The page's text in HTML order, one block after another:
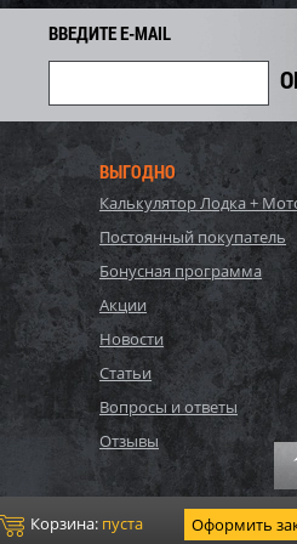
Экономия 740
Bestway, Стальной
16296л...
Экономия
P20-2052-S,
Каркасный
86 000 i
4 300
ВВЕДИТЕ E-MAIL
ВЫГОДНО
Калькулятор Лодка +
Постоянный покупатель
Бонусная программа
Акции
Новости
Статьи
Вопросы и ответы
Отзывы
Корзина: пуста Оформить